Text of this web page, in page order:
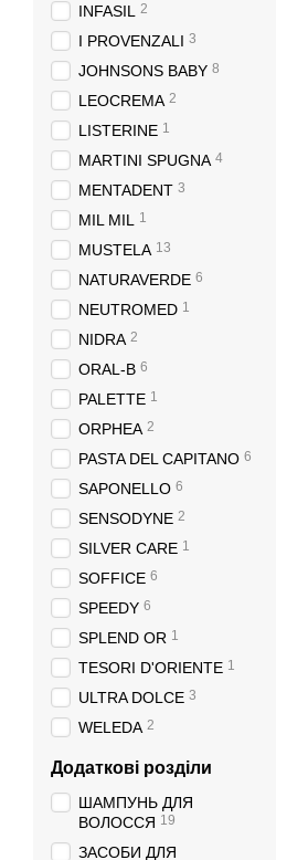
INFASIL 2
I PROVENZALI 3
JOHNSONS BABY 8
LEOCREMA 2
LISTERINE 1
MARTINI SPUGNA 4
MENTADENT 3
MIL MIL 1
MUSTELA 13
NATURAVERDE 6
NEUTROMED 1
NIDRA 2
ORAL-B 6
PALETTE 1
ORPHEA 2
PASTA DEL CAPITANO 6
SAPONELLO 6
SENSODYNE 2
SILVER CARE 1
SOFFICE 6
SPEEDY 6
SPLEND OR 1
TESORI D'ORIENTE 1
ULTRA DOLCE 3
WELEDA 2
Додаткові розділи
ШАМПУНЬ ДЛЯ
ВОЛОССЯ 19
ЗАСОБИ ДЛЯ